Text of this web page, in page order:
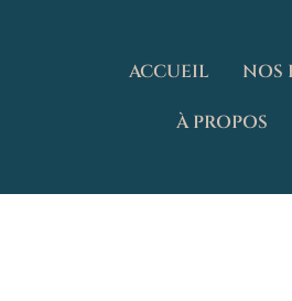
ACCUEIL NOS
À PROPOS